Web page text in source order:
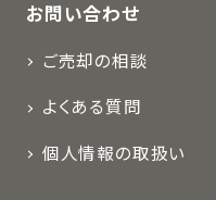
お問い合わせ
ご売却の相談
よくある質問
個人情報の取扱い